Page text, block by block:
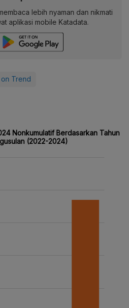
lebih nyaman dan nikmati
aplikasi mobile Katadata.
Trend